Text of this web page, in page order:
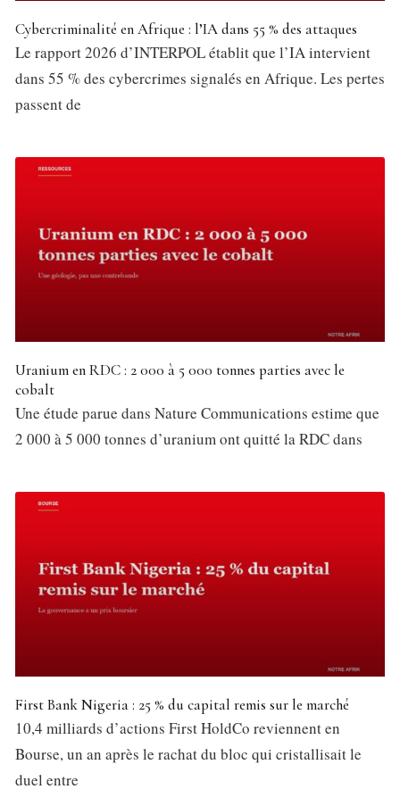
Cybercriminalité en Afrique : l’IA dans 55 % des attaques
Le rapport 2026 d’INTERPOL établit que l’IA intervient
dans 55 % des cybercrimes signalés en Afrique. Les pertes
passent de
Uranium en RDC : 2 000 à 5 000 tonnes parties avec le
cobalt
Une étude parue dans Nature Communications estime que
2 000 à 5 000 tonnes d’uranium ont quitté la RDC dans
First Bank Nigeria : 25 % du capital remis sur le marché
10,4 milliards d’actions First HoldCo reviennent en
Bourse, un an après le rachat du bloc qui cristallisait le
duel entre